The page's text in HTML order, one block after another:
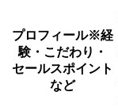
プロフィール※経
験・こだわり・
セールスポイント
など